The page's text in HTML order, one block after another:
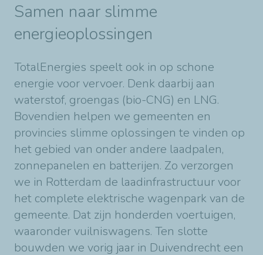
Samen naar slimme
energieoplossingen
TotalEnergies speelt ook in op schone
energie voor vervoer. Denk daarbij aan
waterstof, groengas (bio-CNG) en LNG.
Bovendien helpen we gemeenten en
provincies slimme oplossingen te vinden op
het gebied van onder andere laadpalen,
zonnepanelen en batterijen. Zo verzorgen
we in Rotterdam de laadinfrastructuur voor
het complete elektrische wagenpark van de
gemeente. Dat zijn honderden voertuigen,
waaronder vuilniswagens. Ten slotte
bouwden we vorig jaar in Duivendrecht een